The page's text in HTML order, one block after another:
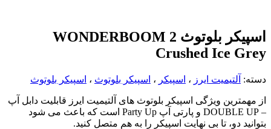
اسپیکر بلوتوث WONDERBOOM 2
Crushed Ice Grey
دسته: آلتیمیت ایرز ، اسپیکر ، اسپیکر بلوتوث ، اسپیکر بلوتوث
از مهمترین ویژگی اسپیکر بلوتوث های آلتیمیت ایرز قابلیت دابل آپ
– DOUBLE UP و پارتی آپ Party Up است که باعث می شود
بتوانید دو، تا بی نهایت اسپیکر را به هم متصل کنید.